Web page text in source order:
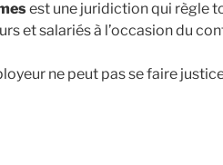
est une juridiction qui règle
et salariés à l’occasion du
ne peut pas se faire